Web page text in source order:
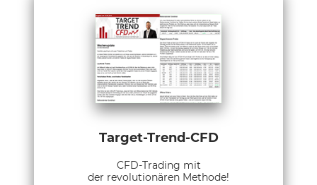
Target-Trend-CFD
CFD-Trading mit
der revolutionären Methode!